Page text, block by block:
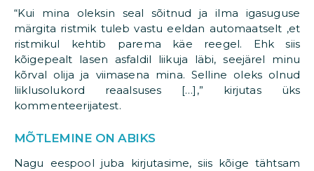
“Kui mina oleksin seal sõitnud ja ilma igasuguse
märgita ristmik tuleb vastu eeldan automaatselt ,et
ristmikul kehtib parema käe reegel. Ehk siis
kõigepealt lasen asfaldil liikuja läbi, seejärel minu
kõrval olija ja viimasena mina. Selline oleks olnud
liiklusolukord reaalsuses […],” kirjutas üks
kommenteerijatest.
MÕTLEMINE ON ABIKS
Nagu eespool juba kirjutasime, siis kõige tähtsam